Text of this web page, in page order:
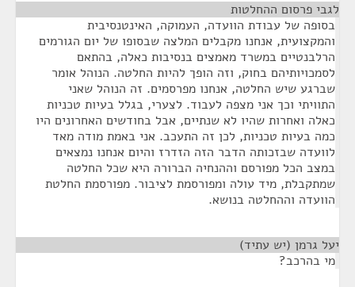
לגבי פרסום ההחלטות
בסופה של עבודת הוועדה, העמוקה, האינטנסיבית
והמקצועית, אנחנו מקבלים המלצה שבסופו של יום הגורמים
הרלבנטיים במשרד מאמצים בנסיבות כאלה, בהתאם
לסמכויותיהם בחוק, וזה הופך להיות החלטה. הנוהל אומר
שברגע שיש החלטה, אנחנו מפרסמים. זה הנוהל שאני
התוויתי וכך אני מצפה לעבוד. לצערי, בגלל בעיות טכניות
כאלה ואחרות שהיו לא שנתיים, אבל בחודשים האחרונים היו
כמה בעיות טכניות, לכן זה התעכב. אני באמת מודה מאד
לוועדה שבזכותה הדבר הזה הזדרז והיום אנחנו נמצאים
במצב הכל מפורסם וההנחיה הברורה היא שכל החלטה
שמתקבלת, מיד עולה ומפורסמת לציבור. מפורסמת החלטת
הוועדה וההחלטה בנושא.
יעל גרמן (יש עתיד)
מי בהרכב?